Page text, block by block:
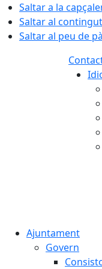
Saltar a la
Saltar al contingut
Saltar al peu de
Ajuntament
Govern